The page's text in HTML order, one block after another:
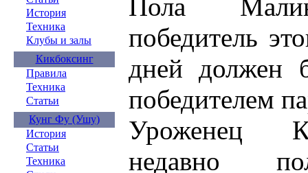
История
Техника
Клубы и залы
Кикбоксинг
Правила
Техника
Статьи
Кунг Фу (Ушу)
История
Статьи
Техника
Пола
победитель
дней должен
победителем
Уроженец
недавно